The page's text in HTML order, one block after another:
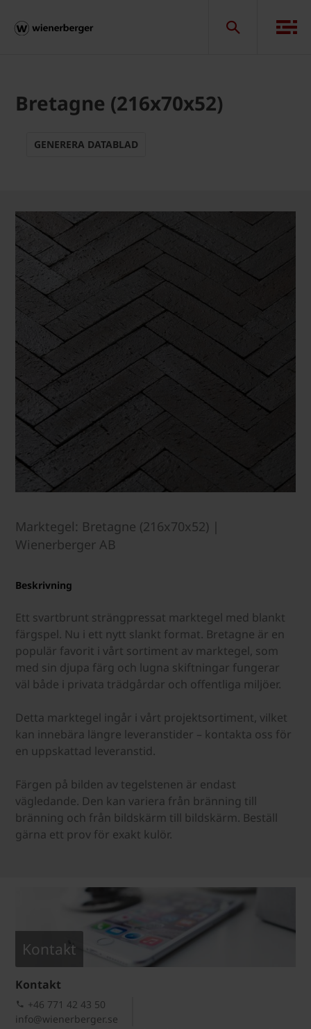
Bretagne (216x70x52)
GENERERA DATABLAD
Marktegel: Bretagne (216x70x52) |
Wienerberger AB
Beskrivning
Ett svartbrunt strängpressat marktegel med blankt
färgspel. Nu i ett nytt slankt format. Bretagne är en
populär favorit i vårt sortiment av marktegel, som
med sin djupa färg och lugna skiftningar fungerar
väl både i privata trädgårdar och offentliga miljöer.
Detta marktegel ingår i vårt projektsortiment, vilket
kan innebära längre leveranstider – kontakta oss för
en uppskattad leveranstid.
Färgen på bilden av tegelstenen är endast
vägledande. Den kan variera från bränning till
bränning och från bildskärm till bildskärm. Beställ
gärna ett prov för exakt kulör.
Kontakt
Kontakt
+46 771 42 43 50
info@wienerberger.se